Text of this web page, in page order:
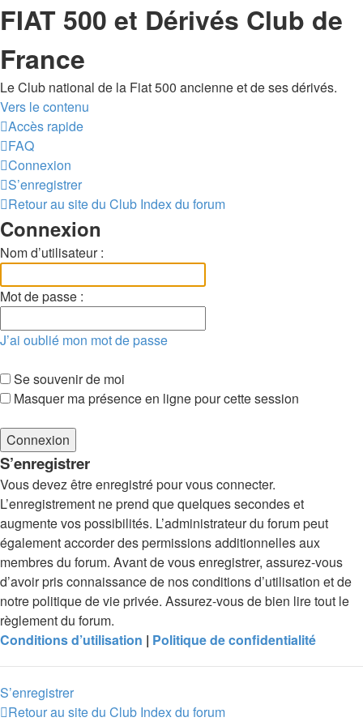
FIAT 500 et Dérivés Club de
France
Le Club national de la Fiat 500 ancienne et de ses dérivés.
Vers le contenu
Accès rapide
FAQ
Connexion
S’enregistrer
Retour au site du Club Index du forum
Connexion
Nom d’utilisateur :
Mot de passe :
J’ai oublié mon mot de passe
Se souvenir de moi
Masquer ma présence en ligne pour cette session
S’enregistrer
Vous devez être enregistré pour vous connecter.
L’enregistrement ne prend que quelques secondes et
augmente vos possibilités. L’administrateur du forum peut
également accorder des permissions additionnelles aux
membres du forum. Avant de vous enregistrer, assurez-vous
d’avoir pris connaissance de nos conditions d’utilisation et de
notre politique de vie privée. Assurez-vous de bien lire tout le
règlement du forum.
Conditions d’utilisation | Politique de confidentialité
S’enregistrer
Retour au site du Club Index du forum